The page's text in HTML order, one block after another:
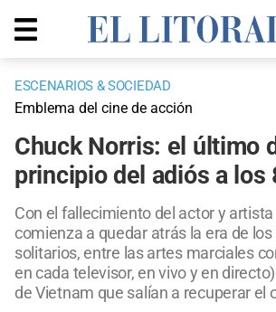
ESCENARIOS & SOCIEDAD
Emblema del cine de acción
Chuck Norris: el último
principio del adiós a los
Con el fallecimiento del actor y artista
comienza a quedar atrás la era de
solitarios, entre las artes marciales
en cada televisor, en vivo y en
de Vietnam que salían a recuperar el